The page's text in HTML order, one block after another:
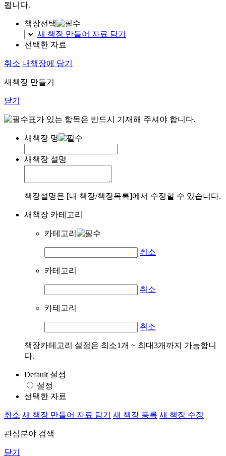
됩니다.
책장선택
새 책장 만들어 자료 담기
선택한 자료
취소 내책장에 담기
새책장 만들기
닫기
표가 있는 항목은 반드시 기재해 주셔야 합니다.
새책장 명
새책장 설명
책장설명은 [내 책장/책장목록]에서 수정할 수 있습니다.
새책장 카테고리
카테고리
취소
카테고리
취소
카테고리
취소
책장카테고리 설정은 최소1개 ~ 최대3개까지 가능합니
다.
Default 설정
설정
선택한 자료
취소 새 책장 만들어 자료 담기 새 책장 등록 새 책장 수정
관심분야 검색
닫기